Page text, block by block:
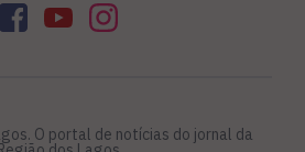
O portal de notícias do jornal da